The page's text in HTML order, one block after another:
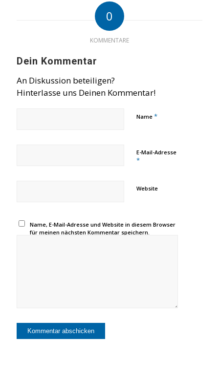
0
KOMMENTARE
Dein Kommentar
An Diskussion beteiligen?
Hinterlasse uns Deinen Kommentar!
Name *
E-Mail-Adresse
*
Website
Name, E-Mail-Adresse und Website in diesem Browser
für meinen nächsten Kommentar speichern.